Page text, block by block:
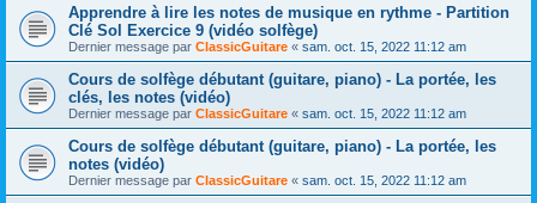
Apprendre à lire les notes de musique en rythme - Partition
Clé Sol Exercice 9 (vidéo solfège)
Dernier message par ClassicGuitare « sam. oct. 15, 2022 11:12 am
Cours de solfège débutant (guitare, piano) - La portée, les
clés, les notes (vidéo)
Dernier message par ClassicGuitare « sam. oct. 15, 2022 11:12 am
Cours de solfège débutant (guitare, piano) - La portée, les
notes (vidéo)
Dernier message par ClassicGuitare « sam. oct. 15, 2022 11:12 am